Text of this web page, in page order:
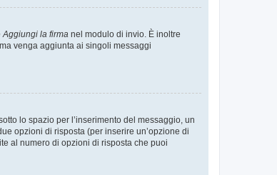
Aggiungi la firma nel modulo di invio. È inoltre
venga aggiunta ai singoli messaggi
lo spazio per l’inserimento del messaggio, un
opzioni di risposta (per inserire un’opzione di
al numero di opzioni di risposta che puoi